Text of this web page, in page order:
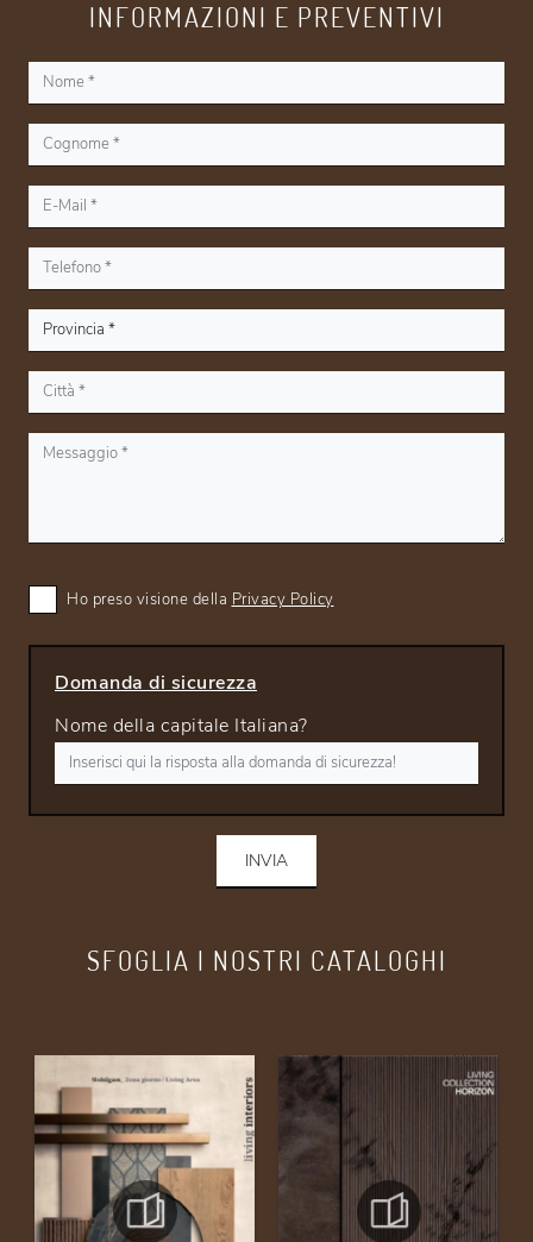
SFOGLIA I NOSTRI CATALOGHI
INFORMAZIONI E PREVENTIVI
Ho preso visione della Privacy Policy
Domanda di sicurezza
Nome della capitale Italiana?
INVIA